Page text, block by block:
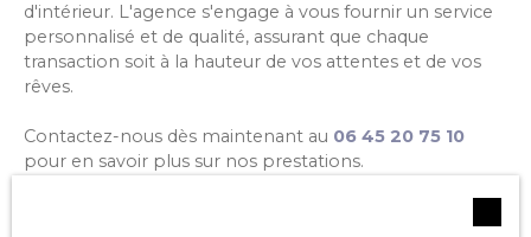
d'intérieur. L'agence s'engage à vous fournir un service
personnalisé et de qualité, assurant que chaque
transaction soit à la hauteur de vos attentes et de vos
rêves.
Contactez-nous dès maintenant au 06 45 20 75 10
pour en savoir plus sur nos prestations.